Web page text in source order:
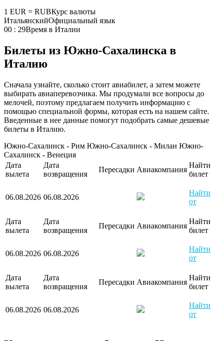
1 EUR = RUBКурс валюты
ИтальянскийОфициальный язык
00 : 29Время в Италии
Билеты из Южно-Сахалинска в
Италию
Сначала узнайте, сколько стоит авиабилет, а затем можете
выбирать авиаперевозчика. Мы продумали все вопросы до
мелочей, поэтому предлагаем получить информацию с
помощью специальной формы, которая есть на нашем сайте.
Введенные в нее данные помогут подобрать самые дешевые
билеты в Италию.
Южно-Сахалинск - Рим Южно-Сахалинск - Милан Южно-
Сахалинск - Венеция
Дата
вылета
Дата
возвращения
Пересадки Авиакомпания
Найти
билет
06.08.2026 06.08.2026
Найти
от
Дата
вылета
Дата
возвращения
Пересадки Авиакомпания
Найти
билет
06.08.2026 06.08.2026
Найти
от
Дата
вылета
Дата
возвращения
Пересадки Авиакомпания
Найти
билет
06.08.2026 06.08.2026
Найти
от